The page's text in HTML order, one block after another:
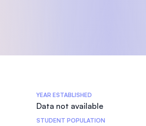
YEAR ESTABLISHED
Data not available
STUDENT POPULATION